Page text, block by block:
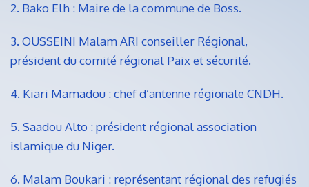
2. Bako Elh : Maire de la commune de Boss.
3. OUSSEINI Malam ARI conseiller Régional,
président du comité régional Paix et sécurité.
4. Kiari Mamadou : chef d’antenne régionale CNDH.
5. Saadou Alto : président régional association
islamique du Niger.
6. Malam Boukari : représentant régional des refugiés